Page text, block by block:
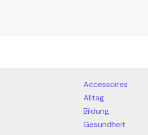
Accessoires
Alltag
Bildung
Gesundheit